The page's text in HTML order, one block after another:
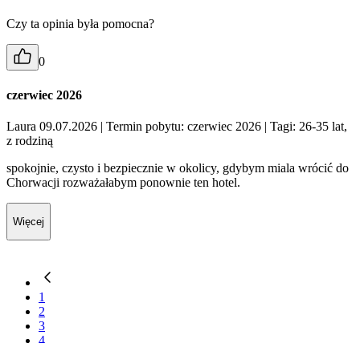
Czy ta opinia była pomocna?
0
czerwiec 2026
Laura 09.07.2026 | Termin pobytu: czerwiec 2026 | Tagi: 26-35 lat,
z rodziną
spokojnie, czysto i bezpiecznie w okolicy, gdybym miala wrócić do
Chorwacji rozważałabym ponownie ten hotel.
Więcej
1
2
3